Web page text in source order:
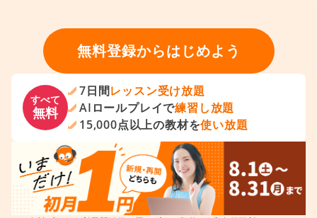
無料登録からはじめよう
すべて
無料
7日間レッスン受け放題
AIロールプレイで練習し放題
15,000点以上の教材を使い放題